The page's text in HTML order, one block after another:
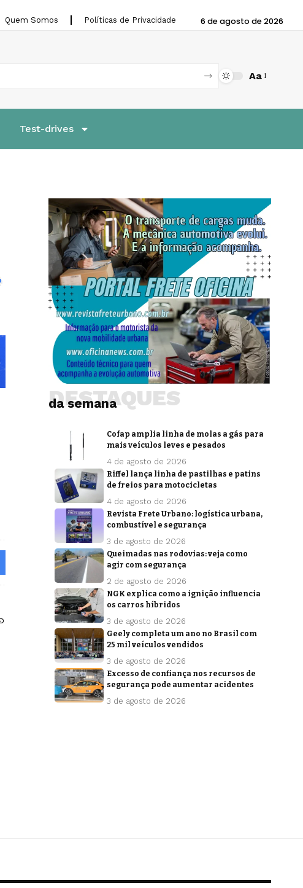
Quem Somos Políticas de Privacidade 6 de agosto de 2026
Aa
Test-drives
da semana
DESTAQUES
Cofap amplia linha de molas a gás para
mais veículos leves e pesados
4 de agosto de 2026
Riffel lança linha de pastilhas e patins
de freios para motocicletas
4 de agosto de 2026
Revista Frete Urbano: logística urbana,
combustível e segurança
3 de agosto de 2026
Queimadas nas rodovias: veja como
agir com segurança
2 de agosto de 2026
NGK explica como a ignição influencia
os carros híbridos
3 de agosto de 2026
Geely completa um ano no Brasil com
25 mil veículos vendidos
3 de agosto de 2026
Excesso de confiança nos recursos de
segurança pode aumentar acidentes
3 de agosto de 2026